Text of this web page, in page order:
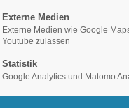
Beanspruchungsklasse
Externe Medien
Externe Medien wie Google
Youtube zulassen
Statistik
Google Analytics und Matomo